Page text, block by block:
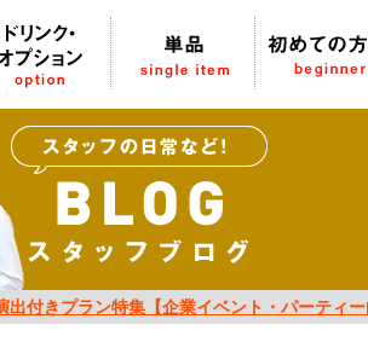
付きプラン特集【企業イベント・パーティー